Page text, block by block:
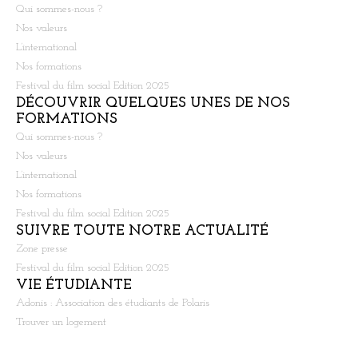
Qui sommes-nous ?
Nos valeurs
L’international
Nos formations
Festival du film social Edition 2025
DÉCOUVRIR QUELQUES UNES DE NOS
FORMATIONS
Qui sommes-nous ?
Nos valeurs
L’international
Nos formations
Festival du film social Edition 2025
SUIVRE TOUTE NOTRE ACTUALITÉ
Zone presse
Festival du film social Edition 2025
VIE ÉTUDIANTE
Adonis : Association des étudiants de Polaris
Trouver un logement